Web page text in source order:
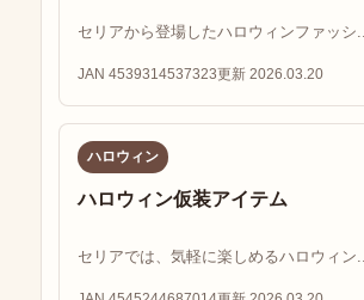
セリアから登場したハロウィンファッシ...
JAN 4539314537323更新 2026.03.20
ハロウィン
ハロウィン仮装アイテム
セリアでは、気軽に楽しめるハロウィン...